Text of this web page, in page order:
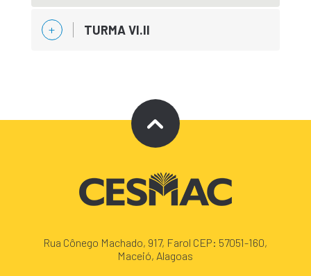
TURMA VI.II
Rua Cônego Machado, 917, Farol CEP: 57051-160,
Maceió, Alagoas